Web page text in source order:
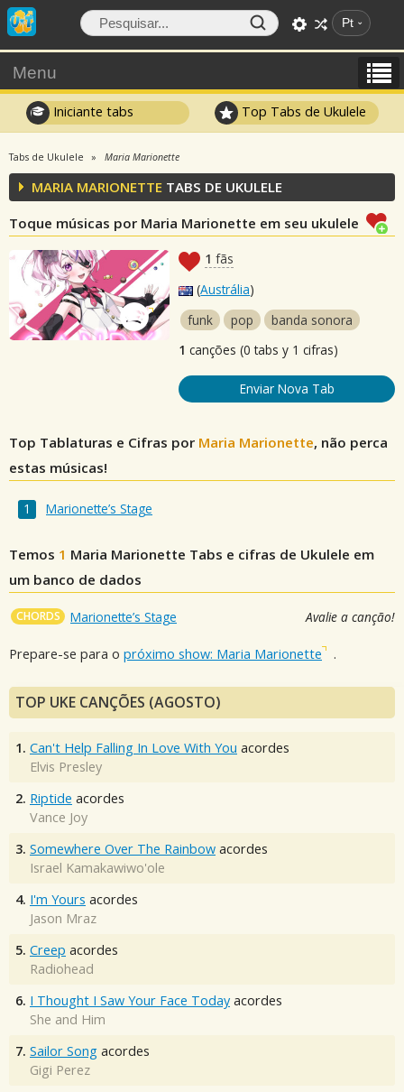
Pt
Menu
Iniciante tabs Top Tabs de Ukulele
Tabs de Ukulele Maria Marionette
MARIA MARIONETTE TABS DE UKULELE
Toque músicas por Maria Marionette em seu ukulele
1 fãs
(Austrália)
funk
pop
banda sonora
1 canções (0 tabs y 1 cifras)
Enviar Nova Tab
Top Tablaturas e Cifras por Maria Marionette, não perca
estas músicas!
Marionette’s Stage
Temos 1 Maria Marionette Tabs e cifras de Ukulele em
um banco de dados
CHORDS Marionette’s Stage Avalie a canção!
Prepare-se para o próximo show: Maria Marionette .
TOP UKE CANÇÕES (AGOSTO)
1. Can't Help Falling In Love With You acordes
Elvis Presley
2. Riptide acordes
Vance Joy
3. Somewhere Over The Rainbow acordes
Israel Kamakawiwo'ole
4. I'm Yours acordes
Jason Mraz
5. Creep acordes
Radiohead
6. I Thought I Saw Your Face Today acordes
She and Him
7. Sailor Song acordes
Gigi Perez